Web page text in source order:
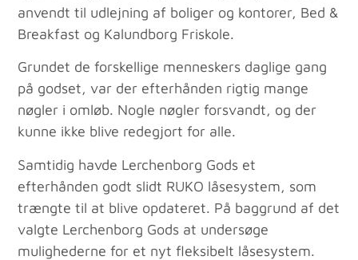
anvendt til udlejning af boliger og kontorer, Bed &
Breakfast og Kalundborg Friskole.
Grundet de forskellige menneskers daglige gang
på godset, var der efterhånden rigtig mange
nøgler i omløb. Nogle nøgler forsvandt, og der
kunne ikke blive redegjort for alle.
Samtidig havde Lerchenborg Gods et
efterhånden godt slidt RUKO låsesystem, som
trængte til at blive opdateret. På baggrund af det
valgte Lerchenborg Gods at undersøge
mulighederne for et nyt fleksibelt låsesystem.